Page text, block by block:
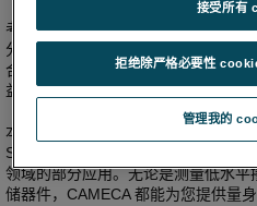
考虑到上述挑战，CAMECA 二次离
分析术（APT）已被广泛用于支持半
合适的平台上实现了所需的技术能力
益。
本手册将向您介绍 CAMECA 的高产
SIMS 和 APT 目前在存储器、电力
领域的部分应用。无论是测量低水
储器件，CAMECA 都能为您提供量
管理我的
拒绝除严格必要性
接受所有